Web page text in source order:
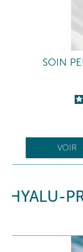
SOIN
VOIR
HYALU-